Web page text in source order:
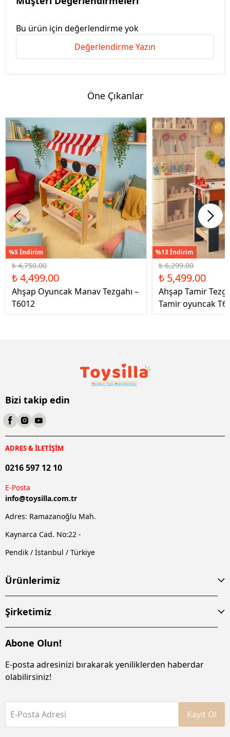
Bu ürün için değerlendirme yok
Değerlendirme Yazın
Öne Çıkanlar
%5 İndirim
₺ 4,750.00
₺ 4,499.00
Ahşap Oyuncak Manav Tezgahı –
T6012
%13 İndirim
₺ 6,299.00
₺ 5,499.00
Ahşap Tamir
Tamir oyuncak
Bizi takip edin
ADRES & İLETİŞİM
0216 597 12 10
E-Posta
info@toysilla.com.tr
Adres: Ramazanoğlu Mah.
Kaynarca Cad. No:22 -
Pendik / İstanbul / Türkiye
Ürünlerimiz
Şirketimiz
Abone Olun!
E-posta adresinizi bırakarak yeniliklerden haberdar
olabilirsiniz!
E-Posta Adresi Kayıt Ol